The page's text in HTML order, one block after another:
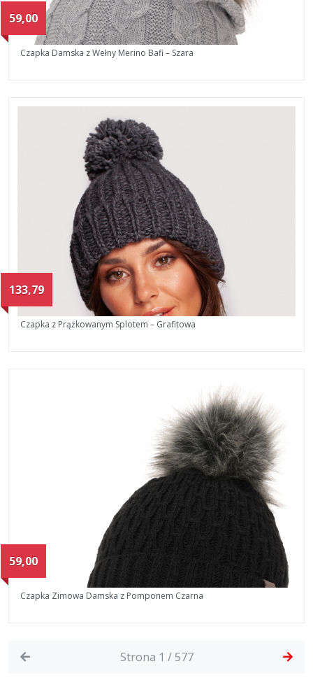
59,00
Czapka Damska z Wełny Merino Bafi – Szara
133,79
Czapka z Prążkowanym Splotem – Grafitowa
59,00
Czapka Zimowa Damska z Pomponem Czarna
Strona 1 / 577